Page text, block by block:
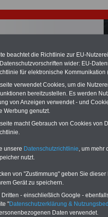
für Beamte auch im
hat die
(Berlin muss bisMärz 2027 eine
Auch beim Bund (Beamte &
mind. 3.000 und 13.000 Euro, Der
heraus, die unmittelbar nach dem
.
eBook zum Tarifrecht
beachtet die Richtlinie zur EU-
wider: EU-
für elektronische
verwendet Cookies, um die
bereitzustellen. Es werden
von Anzeigen verwendet - und
Werbung genutzt.
macht Gebrauch von Cookies von
unsere Datenschutzrichtlinie , um
nutzt.
von "Zustimmung" geben Sie
Gerät zu speichern.
- einschließlich Google -
"Datenschutzerklärung &
Daten verwendet.